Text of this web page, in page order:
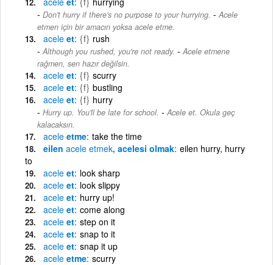
Don't hurry if there's no purpose to your hurrying. - Acele
etmen için bir amacın yoksa acele etme.
acele et {f} rush
Although you rushed, you're not ready. - Acele etmene
rağmen, sen hazır değilsin.
acele et {f} scurry
acele et {f} bustling
acele et {f} hurry
Hurry up. You'll be late for school. - Acele et. Okula geç
kalacaksın.
acele etme take the time
eilen acele etmek, acelesi olmak eilen hurry, hurry
to
acele et look sharp
acele et look slippy
acele et hurry up!
acele et come along
acele et step on it
acele et snap to it
acele et snap it up
acele etme scurry